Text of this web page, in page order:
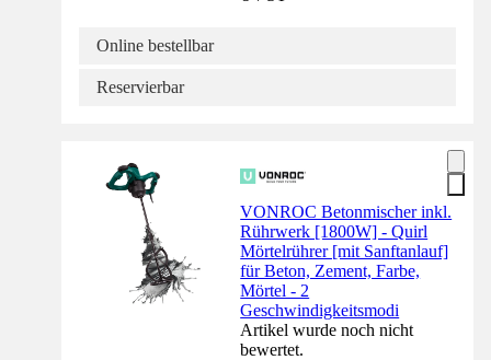
Online bestellbar
Reservierbar
VONROC Betonmischer inkl.
Rührwerk [1800W] - Quirl
Mörtelrührer [mit Sanftanlauf]
für Beton, Zement, Farbe,
Mörtel - 2
Geschwindigkeitsmodi
Artikel wurde noch nicht
bewertet.